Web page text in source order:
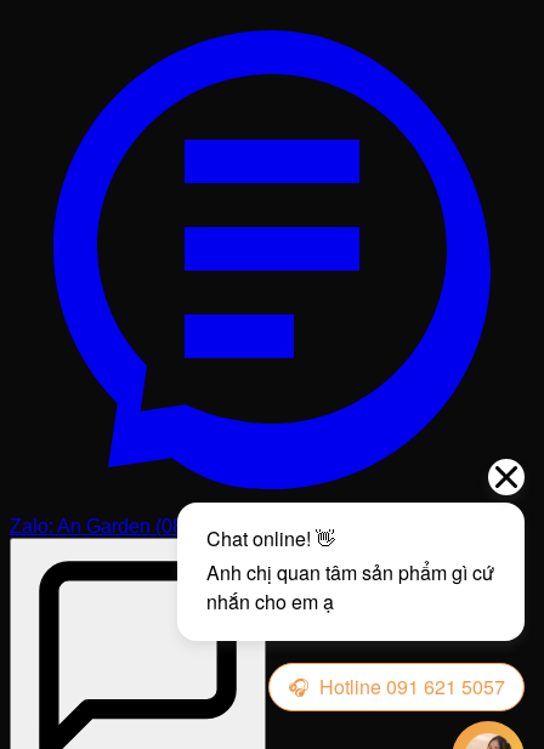
Dịch vụ hậu mãi cũng là điểm mạnh của chúng tôi. Nếu
trong quá trình sử dụng, đá gặp vấn đề do yếu tố tự nhiên
hoặc bạn muốn tư vấn về cách vệ sinh rêu mốc, Loan và
đội ngũ luôn sẵn sàng hỗ trợ 24/7. Với tôi, bán được một
sản phẩm mới chỉ là bắt đầu của một mối quan hệ. Giữ
chân được khách hàng bằng chất lượng dịch vụ mới là
thành công thực sự của một doanh nghiệp.
Cam kết về nguồn gốc và chất lượng đá
Phú Thọ Stone nói không với đá nhuộm, đá ép hay các
loại đá kém chất lượng trôi nổi trên thị trường. Toàn bộ
nguyên liệu đầu vào đều được khai thác từ các mỏ đá tự
nhiên lớn tại Thanh Hóa, Nghệ An và các vùng núi phía
Bắc. Chúng tôi chỉ chọn những khối đá có độ già, vân đẹp
và không bị rạn nứt ngầm. Điều này đảm bảo rằng chiếc
vại của bạn có thể chịu được sự thay đổi nhiệt độ đột ngột
mà không bị nứt vỡ – một vấn đề thường gặp ở các loại
đá "non" hoặc đá kém chất lượng.
Sự minh bạch về nguồn gốc giúp khách hàng hoàn toàn
yên tâm khi đầu tư. Tôi luôn sẵn lòng cung cấp các thông
tin về loại đá, độ cứng và các đặc tính vật lý của sản
phẩm. Một khách hàng thông thái sẽ hiểu rằng chất lượng
đá tốt không chỉ đẹp mà còn mang lại năng lượng tích cực
cho không gian.Vại nước bằng đá tiền cổ làm từ đá xịn
sẽ có tiếng kêu thanh khi gõ vào, và mặt đá khi ướt sẽ nổi
vân cực kỳ rõ nét và sang trọng.
Tôi tin rằng, sự trung thực trong kinh doanh là con đường
duy nhất để tồn tại và phát triển. Phú Thọ Stone không chỉ
xây dựng thương hiệu dựa trên doanh số, mà dựa trên
niềm tin của hàng ngàn khách hàng đã và đang sử dụng
Zalo: An Garden (0813.131.555)